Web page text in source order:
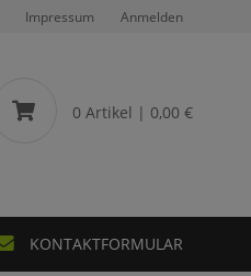
Impressum Anmelden
0 Artikel | 0,00 €
KONTAKTFORMULAR